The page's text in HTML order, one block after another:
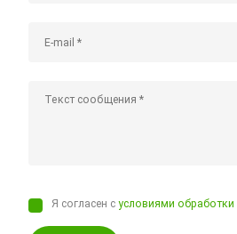
Я согласен сусловиями обработки